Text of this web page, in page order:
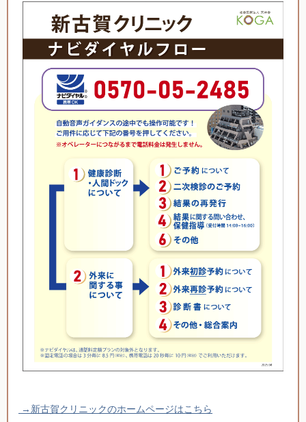
→新古賀クリニックのホームページはこちら